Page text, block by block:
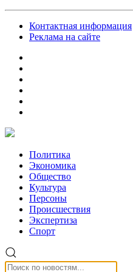
Контактная информация
Реклама на сайте
Политика
Экономика
Общество
Культура
Персоны
Происшествия
Экспертиза
Спорт